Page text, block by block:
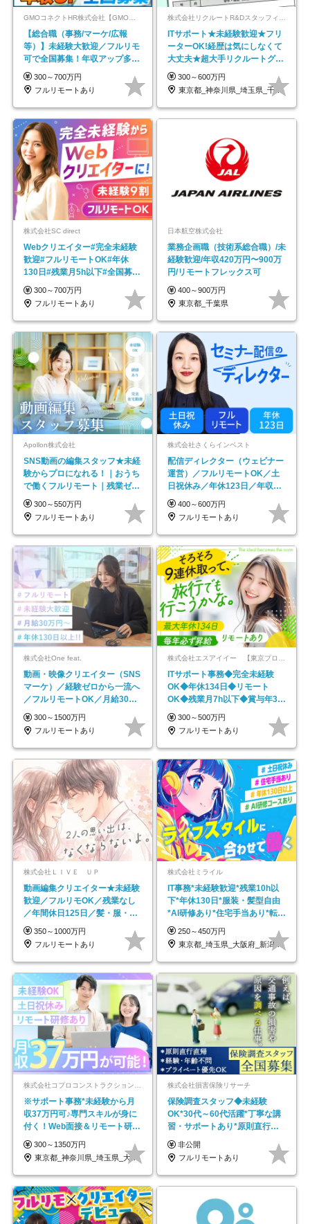
GMOコネクトHR株式会社【GMOインターネットグループ】
【総合職（事務/マーケ/広報
等）】未経験大歓迎／フルリモ
可で全国募集！年収アップ多数
★年休最大130日★
300～700万円
フルリモートあり
ITサポート★未経験歓迎★フリ
ーターOK!経歴は気にしなくて
大丈夫★超大手リクルートグル
ープの正社員/sg
300～600万円
東京都_神奈川県_埼玉県_千葉県_大阪府…
株式会社SC direct
Webクリエイター#完全未経験
歓迎#フルリモートOK#年休
130日#残業月5h以下#全国募集
#最大1年の研修
300～700万円
フルリモートあり
日本航空株式会社
業務企画職（技術系総合職）/未
経験歓迎/年収420万円〜900万
円/リモートフレックス可
400～900万円
東京都_千葉県
Apollon株式会社
SNS動画の編集スタッフ★未経
験からプロになれる！｜おうち
で働くフルリモート｜残業ゼロ
で18時退勤◎
300～550万円
フルリモートあり
株式会社さくらインベスト
配信ディレクター（ウェビナー
運営）／フルリモートOK／土
日祝休み／年休123日／年収
600万円可
400～600万円
フルリモートあり
株式会社One feat.
動画・映像クリエイター（SNS
マーケ）／経験ゼロから一流へ
／フルリモートOK／月給30万
円～／年休130日以上
300～1500万円
フルリモートあり
ITサポート事務◆完全未経験
OK◆年休134日◆リモート
OK◆残業月7h以下◆賞与年3回
◆5年目まで必ず昇給
300～500万円
フルリモートあり
株式会社ＬＩＶＥ ＵＰ
動画編集クリエイター★未経験
歓迎／フルリモOK／残業なし
／年間休日125日／髪・服・ネ
イル自由／研修充実で安心
350～1000万円
フルリモートあり
株式会社ミライル
IT事務*未経験歓迎*残業10h以
下*年休130日*服装・髪型自由
*AI研修あり*住宅手当あり*転勤
なし
250～450万円
東京都_埼玉県_大阪府_新潟県_福岡県
※サポート事務*未経験から月
収37万円可♪専門スキルが身に
付く！Web面接＆リモート研修
も充実♪/a
300～1350万円
東京都_神奈川県_埼玉県_大阪府_愛知県…
株式会社損害保険リサーチ
保険調査スタッフ◆未経験
OK*30代～60代活躍*丁寧な講
習・サポートあり*原則直行直
帰／全国募集・業務委託
非公開
フルリモートあり